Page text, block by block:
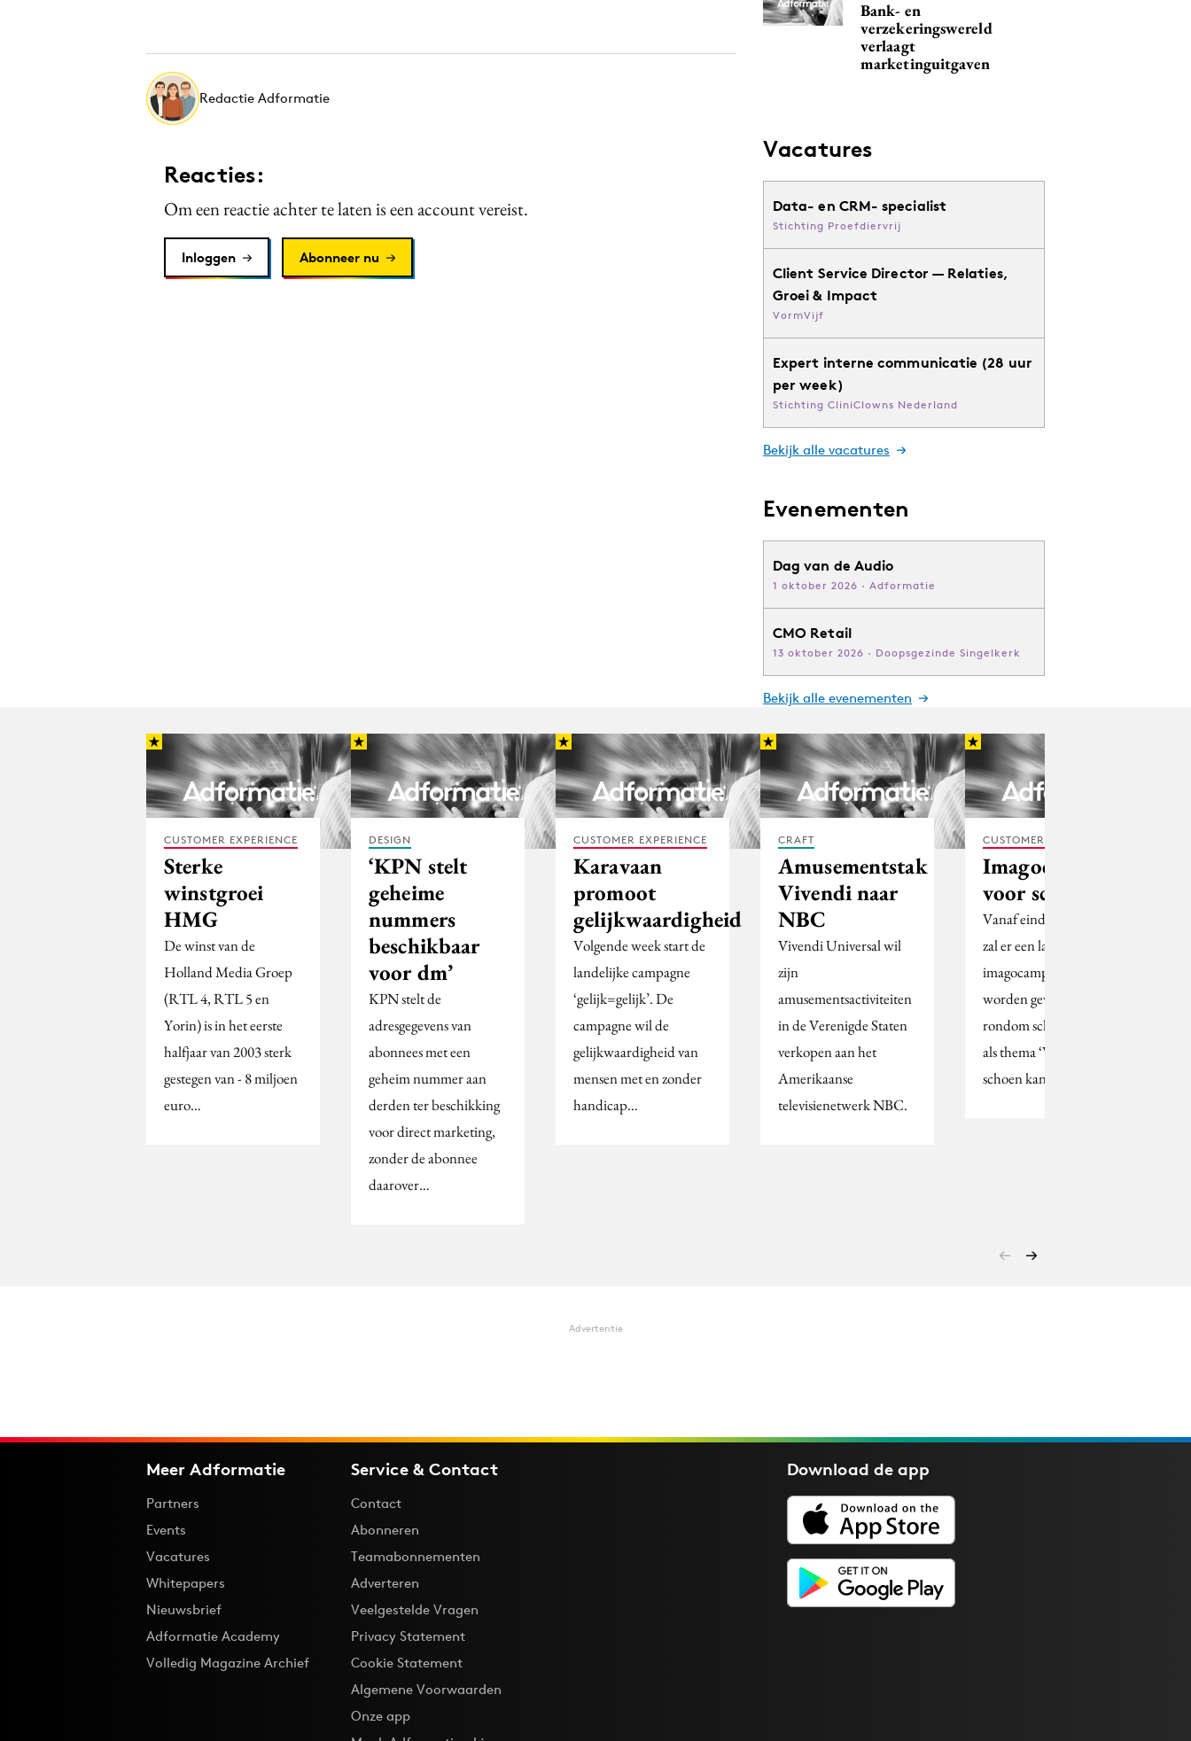
Redactie Adformatie
Reacties:
Om een reactie achter te laten is een account vereist.
Inloggen Abonneer nu
Bank- en
verzekeringswereld
verlaagt
marketinguitgaven
Vacatures
Data- en CRM- specialist
Stichting Proefdiervrij
Client Service Director — Relaties,
Groei & Impact
VormVijf
Expert interne communicatie (28 uur
per week)
Stichting CliniClowns Nederland
Bekijk alle vacatures
Evenementen
Dag van de Audio
1 oktober 2026 · Adformatie
CMO Retail
13 oktober 2026 · Doopsgezinde Singelkerk
Bekijk alle evenementen
CUSTOMER EXPERIENCE
Sterke
winstgroei
HMG
De winst van de
Holland Media Groep
(RTL 4, RTL 5 en
Yorin) is in het eerste
halfjaar van 2003 sterk
gestegen van - 8 miljoen
euro…
DESIGN
‘KPN stelt
geheime
nummers
beschikbaar
voor dm’
KPN stelt de
adresgegevens van
abonnees met een
geheim nummer aan
derden ter beschikking
voor direct marketing,
zonder de abonnee
daarover…
CUSTOMER EXPERIENCE
Karavaan
promoot
gelijkwaardigheid
Volgende week start de
landelijke campagne
‘gelijk=gelijk’. De
campagne wil de
gelijkwaardigheid van
mensen met en zonder
handicap…
CRAFT
Amusementstak
Vivendi naar
NBC
Vivendi Universal wil
zijn
amusementsactiviteiten
in de Verenigde Staten
verkopen aan het
Amerikaanse
televisienetwerk NBC.
CUSTOMER EXPERIENCE
Imagocampagne
voor schoenen
Vanaf eind september
zal er een landelijke
imagocampagne
worden gevoerd
rondom schoenen met
als thema ‘Wat een
schoen kan doen'.
Advertentie
Meer Adformatie
Partners
Events
Vacatures
Whitepapers
Nieuwsbrief
Adformatie Academy
Volledig Magazine Archief
Service & Contact
Contact
Abonneren
Teamabonnementen
Adverteren
Veelgestelde Vragen
Privacy Statement
Cookie Statement
Algemene Voorwaarden
Onze app
Download deapp